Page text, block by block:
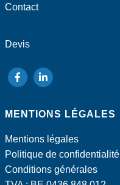
Contact
Devis
suivez-
sur
suivez-
sur
MENTIONS LÉGALES
Mentions légales
Politique de confidentialité
Conditions générales